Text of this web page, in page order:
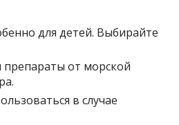
для детей. Выбирайте
от морской
в случае